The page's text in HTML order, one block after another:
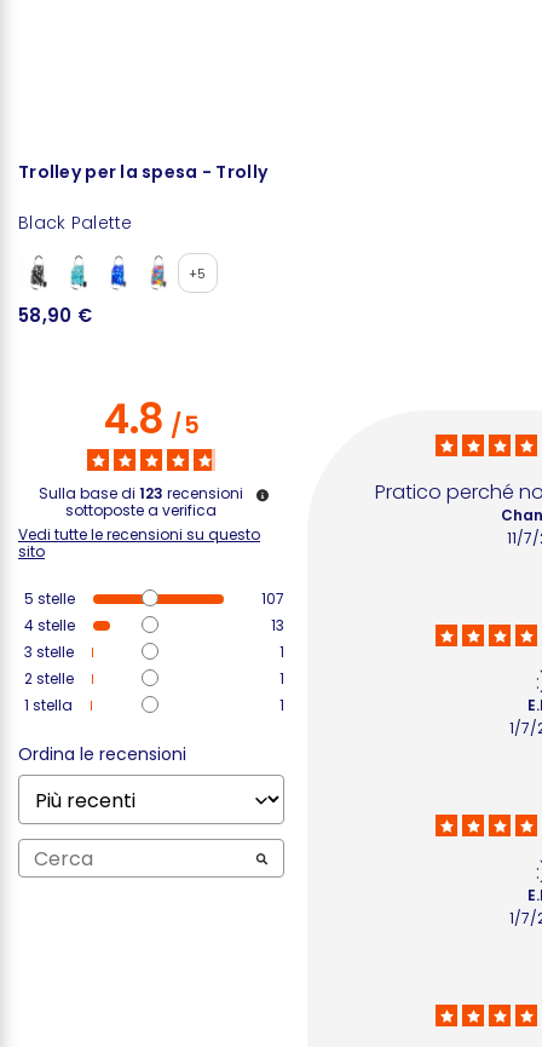
Trolley per la spesa - Trolly
Black Palette
+5
58,90 €
4.8/5
Sulla base di 123 recensioni
sottoposte a verifica
Vedi tutte le recensioni su questo
sito
5 stelle
107
4stelle
13
3 stelle
1
2stelle
1
1 stella 1
Ordina le recensioni
Pratico perché
11/
1/7/
1/7/